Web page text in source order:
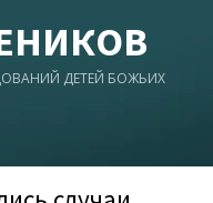
ДЕТЕЙ БОЖЬИХ